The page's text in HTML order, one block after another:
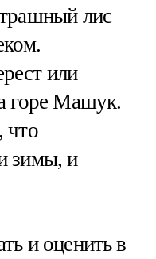
лис
или
горе Машук.
что
зимы, и
и оценить в